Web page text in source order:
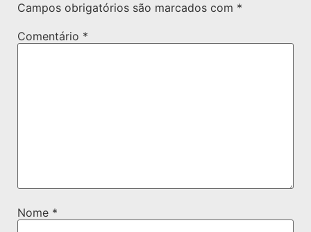
Campos obrigatórios são marcados com *
Comentário *
Nome *